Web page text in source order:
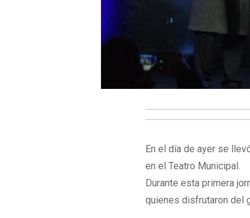
En el día de ayer se
en el Teatro Municipal.
Durante esta primera
quienes disfrutaron del